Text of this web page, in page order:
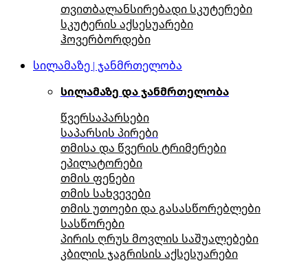
თვითბალანსირებადი სკუტერები
სკუტერის აქსესუარები
ჰოვერბორდები
სილამაზე | ჯანმრთელობა
სილამაზე და ჯანმრთელობა
წვერსაპარსები
საპარსის პირები
თმისა და წვერის ტრიმერები
ეპილატორები
თმის ფენები
თმის სახვევები
თმის უთოები და გასასწორებლები
სასწორები
პირის ღრუს მოვლის საშუალებები
კბილის ჯაგრისის აქსესუარები